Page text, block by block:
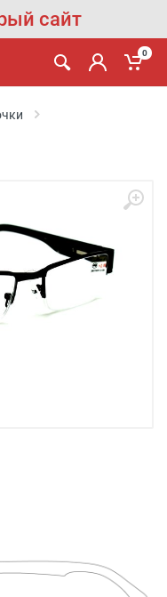
сайт
0